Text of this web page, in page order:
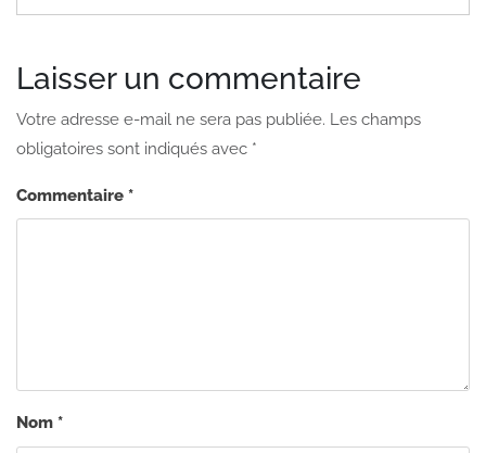
Laisser un commentaire
Votre adresse e-mail ne sera pas publiée. Les champs
obligatoires sont indiqués avec *
Commentaire *
Nom *